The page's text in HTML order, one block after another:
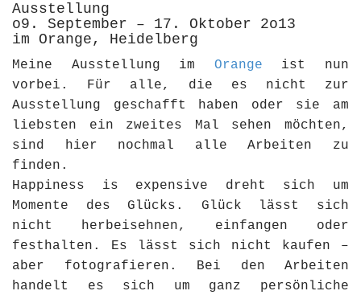
Ausstellung
o9. September – 17. Oktober 2o13
im Orange, Heidelberg
Meine Ausstellung im Orange ist nun
vorbei. Für alle, die es nicht zur
Ausstellung geschafft haben oder sie am
liebsten ein zweites Mal sehen möchten,
sind hier nochmal alle Arbeiten zu
finden.
Happiness is expensive dreht sich um
Momente des Glücks. Glück lässt sich
nicht herbeisehnen, einfangen oder
festhalten. Es lässt sich nicht kaufen –
aber fotografieren. Bei den Arbeiten
handelt es sich um ganz persönliche